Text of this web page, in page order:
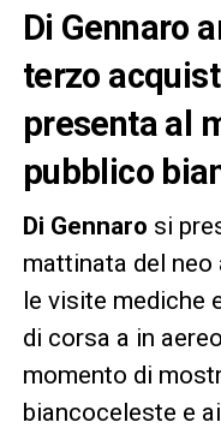
Di Gennaro
terzo
presenta al
pubblico
Di Gennaro si
mattinata del
le visite mediche
di corsa a in
momento di
biancoceleste e